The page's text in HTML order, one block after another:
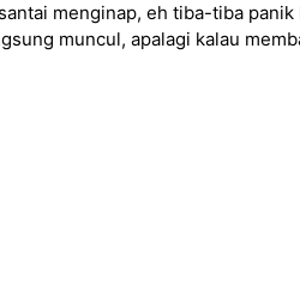
menginap, eh tiba-tiba
muncul, apalagi kalau